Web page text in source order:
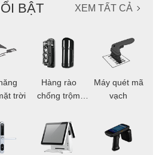
BẬT XEM TẤT CẢ
trời
Hàng rào
chống trộm
Máy quét mã
vạch